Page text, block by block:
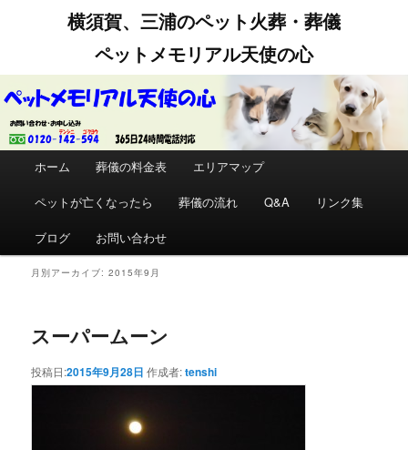
横須賀、三浦のペット火葬・葬儀
ペットメモリアル天使の心
メインコンテンツへ移動
サブコンテンツへ移動
ホーム 葬儀の料金表 エリアマップ
ペットが亡くなったら 葬儀の流れ Q&A リンク集
ブログ お問い合わせ
月別アーカイブ:2015年9月
スーパームーン
投稿日:2015年9月28日 作成者:tenshi